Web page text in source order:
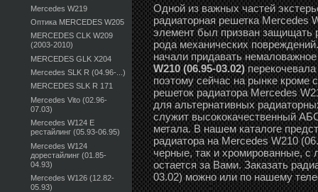
Mercedes W219
Оптика MERCEDES W205
MERCEDES CLK W209
(2003-2010)
MERCEDES GLK X204
Mercedes SLK R (04.96-...)
MERCEDES SLK R 171
Mercedes Vito (02.96-
07.03)
Mercedes W124 E
рестайлинг (05.93-06.95)
Mercedes W124
дорестайлинг (01.85-
04.93)
Mercedes W126 (12.82-
05.93)
Одной из важных частей
радиаторная решетка Mercedes
элемент был призван защищать
рода механических
начали придавать
W210 (06.95-03.02)
поэтому сейчас на рынке кроме
решеток радиатора Mercedes
для альтернативных
служит высококачественный
метала. В нашем каталоге
радиатора на Mercedes W210
черные, так и хромированные,
остается за Вами. Заказать
03.02) можно или по нашему